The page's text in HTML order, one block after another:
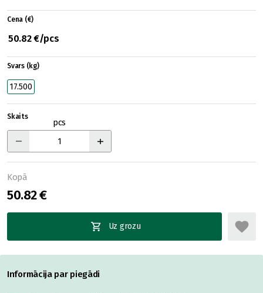
Cena (€)
50.82 €/pcs
Svars (kg)
17.500
Skaits
pcs
Kopā
50.82 €
Uz grozu
Informācija par piegādi